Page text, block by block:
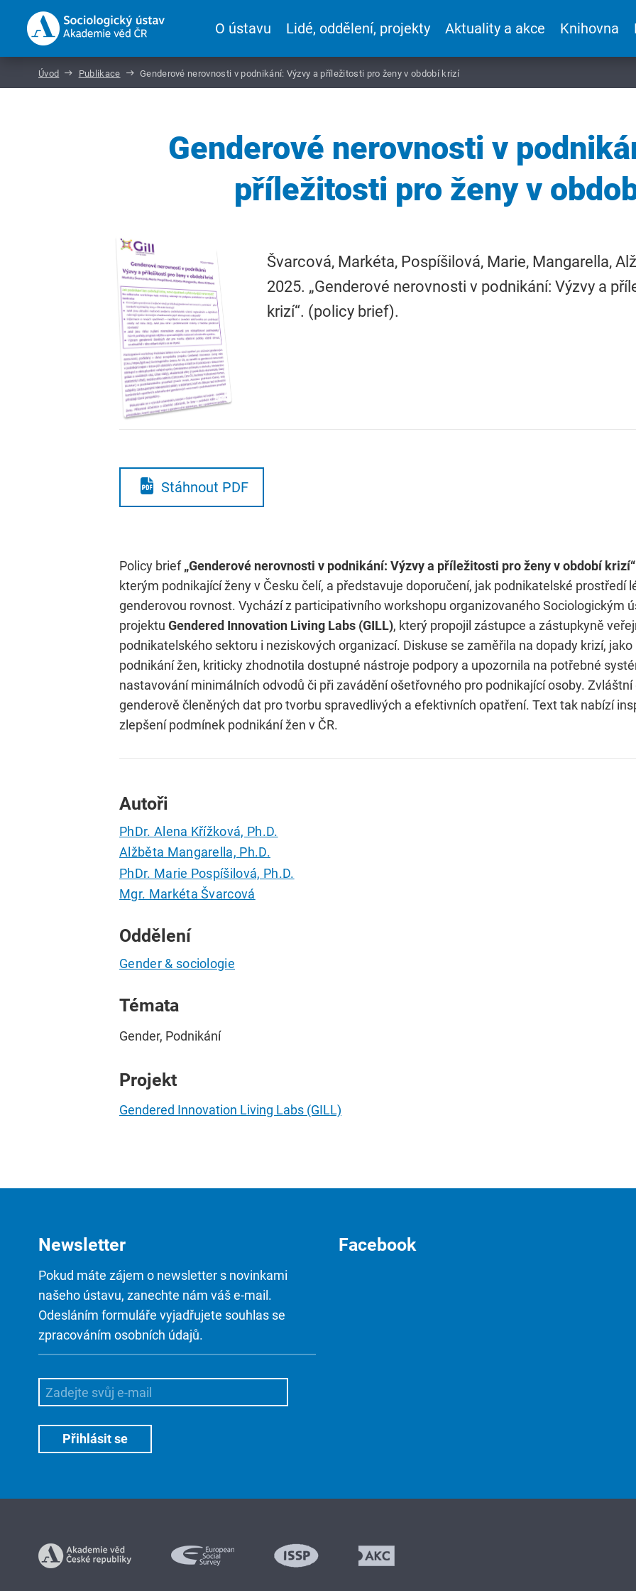
O ústavu Lidé, oddělení, projekty Aktuality a akce Knihovna
Úvod Publikace Genderové nerovnosti v podnikání: Výzvy a příležitosti pro ženy v období krizí
Genderové nerovnosti v
příležitosti pro ženy v
Švarcová, Markéta, Pospíšilová, Marie, Mangarella,
2025. „Genderové nerovnosti v podnikání: Výzvy a
krizí“. (policy brief).
Stáhnout PDF
Policy brief„Genderové nerovnosti v podnikání: Výzvy a příležitosti pro ženy v období krizí“
kterým podnikající ženy v Česku čelí, a představuje doporučení, jak podnikatelské prostředí
genderovou rovnost. Vychází z participativního workshopu organizovaného Sociologickým
projektu Gendered Innovation Living Labs (GILL), který propojil zástupce a zástupkyně
podnikatelského sektoru i neziskových organizací. Diskuse se zaměřila na dopady krizí,
podnikání žen, kriticky zhodnotila dostupné nástroje podpory a upozornila na potřebné
nastavování minimálních odvodů či při zavádění ošetřovného pro podnikající osoby.
genderově členěných dat pro tvorbu spravedlivých a efektivních opatření. Text tak nabízí
zlepšení podmínek podnikání žen v ČR.
Autoři
PhDr. Alena Křížková, Ph.D.
Alžběta Mangarella, Ph.D.
PhDr. Marie Pospíšilová, Ph.D.
Mgr. Markéta Švarcová
Oddělení
Gender & sociologie
Témata
Gender, Podnikání
Projekt
Gendered Innovation Living Labs (GILL)
Newsletter
Pokud máte zájem o newsletter s novinkami
našeho ústavu, zanechte nám váš e-mail.
Odesláním formuláře vyjadřujete souhlas se
zpracováním osobních údajů.
Facebook